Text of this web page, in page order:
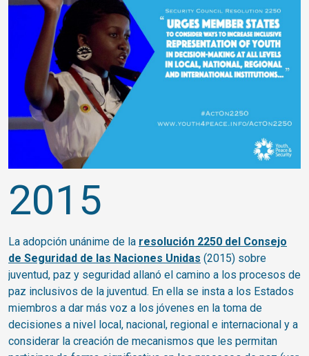
2015
La adopción unánime de la resolución 2250 del Consejo
de Seguridad de las Naciones Unidas (2015) sobre
juventud, paz y seguridad allanó el camino a los procesos de
paz inclusivos de la juventud. En ella se insta a los Estados
miembros a dar más voz a los jóvenes en la toma de
decisiones a nivel local, nacional, regional e internacional y a
considerar la creación de mecanismos que les permitan